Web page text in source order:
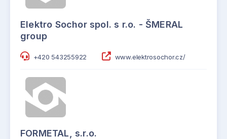
Elektro Sochor spol. s r.o. - ŠMERAL
group
+420 543255922 www.elektrosochor.cz/
FORMETAL, s.r.o.